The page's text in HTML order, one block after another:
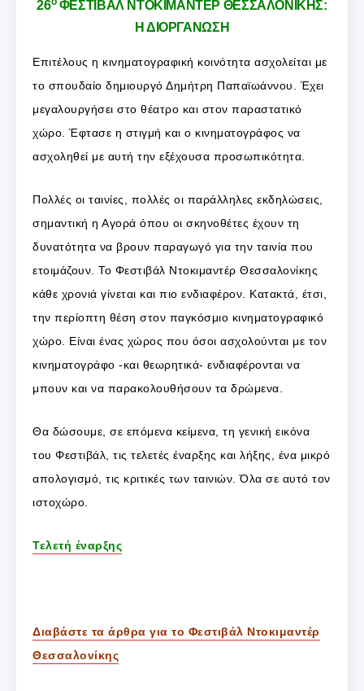
26 ΦΕΣΤΙΒΑΛ ΝΤΟΚΙΜΑΝΤΕΡ ΘΕΣΣΑΛΟΝΙΚΗΣ:
Η ΔΙΟΡΓΑΝΩΣΗ
Επιτέλους η κινηματογραφική κοινότητα ασχολείται με
το σπουδαίο δημιουργό Δημήτρη Παπαϊωάννου. Έχει
μεγαλουργήσει στο θέατρο και στον παραστατικό
χώρο. Έφτασε η στιγμή και ο κινηματογράφος να
ασχοληθεί με αυτή την εξέχουσα προσωπικότητα.
Πολλές οι ταινίες, πολλές οι παράλληλες εκδηλώσεις,
σημαντική η Αγορά όπου οι σκηνοθέτες έχουν τη
δυνατότητα να βρουν παραγωγό για την ταινία που
ετοιμάζουν. Το Φεστιβάλ Ντοκιμαντέρ Θεσσαλονίκης
κάθε χρονιά γίνεται και πιο ενδιαφέρον. Κατακτά, έτσι,
την περίοπτη θέση στον παγκόσμιο κινηματογραφικό
χώρο. Είναι ένας χώρος που όσοι ασχολούνται με τον
κινηματογράφο -και θεωρητικά- ενδιαφέρονται να
μπουν και να παρακολουθήσουν τα δρώμενα.
Θα δώσουμε, σε επόμενα κείμενα, τη γενική εικόνα
του Φεστιβάλ, τις τελετές έναρξης και λήξης, ένα μικρό
απολογισμό, τις κριτικές των ταινιών. Όλα σε αυτό τον
ιστοχώρο.
Τελετή έναρξης
Διαβάστε τα άρθρα για το Φεστιβάλ Ντοκιμαντέρ
Θεσσαλονίκης